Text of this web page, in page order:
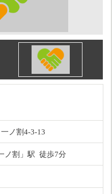
ノ割4-3-13
ノ割」駅 徒歩7分